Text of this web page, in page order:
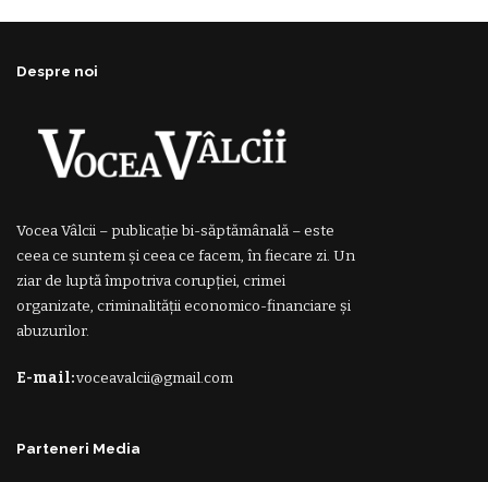
Despre noi
Vocea Vâlcii – publicație bi-săptămânală – este
ceea ce suntem și ceea ce facem, în fiecare zi. Un
ziar de luptă împotriva corupției, crimei
organizate, criminalității economico-financiare și
abuzurilor.
E-mail:voceavalcii@gmail.com
Parteneri Media